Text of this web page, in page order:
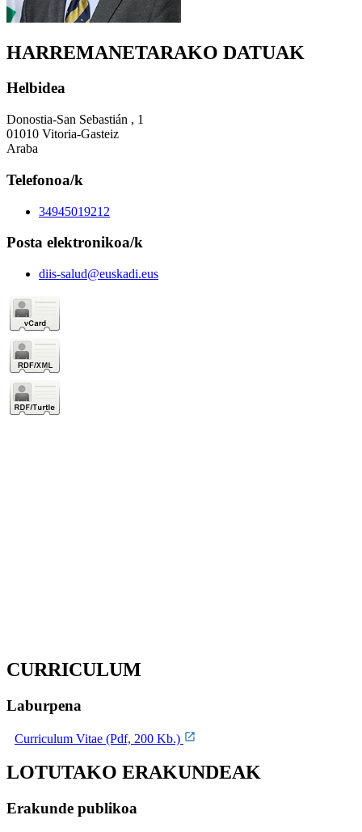
HARREMANETARAKO DATUAK
Helbidea
Donostia-San Sebastián , 1
01010 Vitoria-Gasteiz
Araba
Telefonoa/k
34945019212
Posta elektronikoa/k
diis-salud@euskadi.eus
CURRICULUM
Laburpena
Curriculum Vitae (Pdf, 200 Kb.)
LOTUTAKO ERAKUNDEAK
Erakunde publikoa